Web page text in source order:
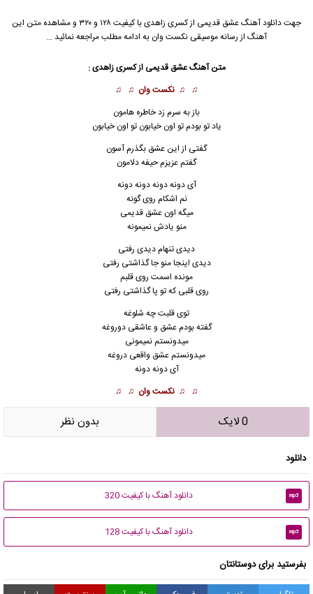
جهت دانلود آهنگ عشق قدیمی ازکسری زاهدی
با کیفیت ۱۲۸ و ۳۲۰ و مشاهده متن این
آهنگ از رسانه موسیقی نکست وان به ادامه مطلب مراجعه نمائید …
متن آهنگ عشق قدیمی ازکسری زاهدی:
♫ ♫ نکست وان ♫ ♫
باز به سرم زد خاطره هامون
یاد تو بودم تو اون خیابون تو اون خیابون
گفتی از این عشق بگذرم آسون
گفتم عزیزم حیفه دلامون
آی دونه دونه دونه دونه
نم اشکام روی گونه
میگه اون عشق قدیمی
منو یادش نمیمونه
دیدی تنهام دیدی رفتی
دیدی اینجا منو جا گذاشتی رفتی
مونده اسمت روی قلبم
روی قلبی که تو پا گذاشتی رفتی
توی قلبت چه شلوغه
گفته بودم عشق و عاشقی دوروغه
میدونستم نمیمونی
میدونستم عشق واقعی دروغه
آی دونه دونه
♫ ♫ نکست وان ♫ ♫
0 لایک بدون نظر
دانلود
mp3 دانلود آهنگ با کیفیت 320
mp3 دانلود آهنگ با کیفیت 128
بفرستید برای دوستانتان